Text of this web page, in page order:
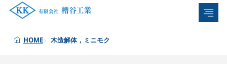
HOME 木造解体，ミニモク